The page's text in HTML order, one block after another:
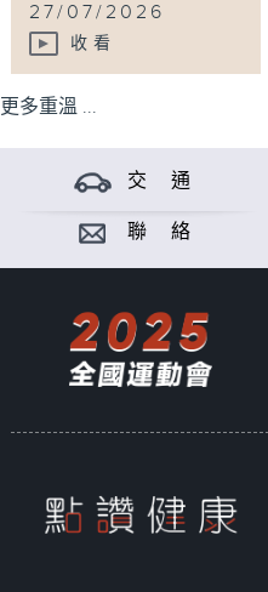
27/07/2026
收看
更多重溫 ...
交 通
聯 絡